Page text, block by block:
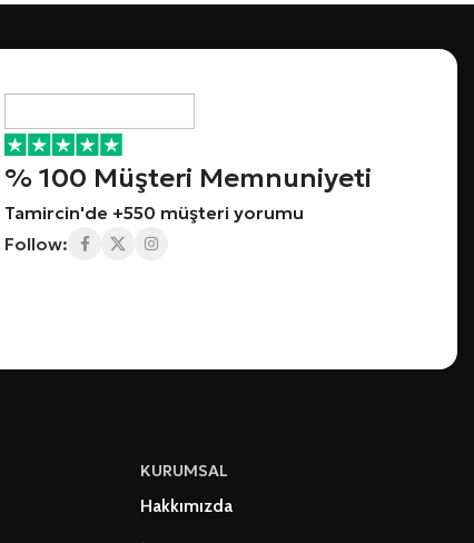
% 100 Müşteri Memnuniyeti
Tamircin'de +550 müşteri yorumu
Follow:
KURUMSAL
Hakkımızda